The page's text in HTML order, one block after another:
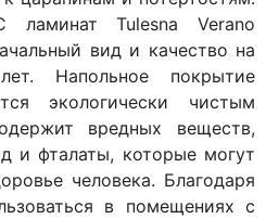
ламинат Tulesna Verano
вид и качество на
Напольное покрытие
экологически чистым
вредных веществ,
и фталаты, которые могут
человека. Благодаря
в помещениях с